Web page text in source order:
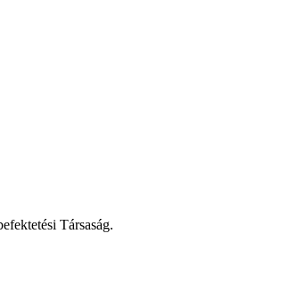
Társaság.